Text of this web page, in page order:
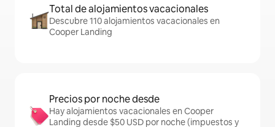
Total de alojamientos vacacionales
Descubre 110 alojamientos vacacionales en
Cooper Landing
Precios por noche desde
Hay alojamientos vacacionales en Cooper
Landing desde $50 USD por noche (impuestos y